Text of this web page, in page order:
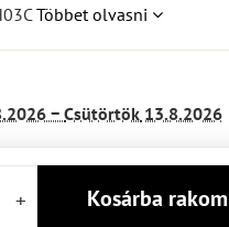
Többet olvasni
−Csütörtök 13.8.2026
Kosárba rakom